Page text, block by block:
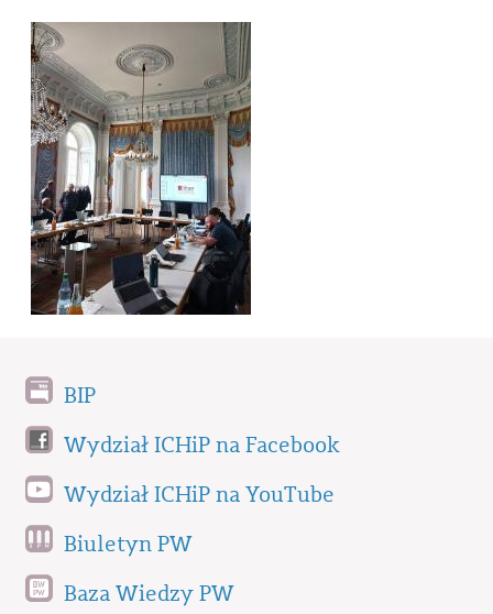
BIP
Wydział ICHiP na Facebook
Wydział ICHiP na YouTube
Biuletyn PW
Baza Wiedzy PW